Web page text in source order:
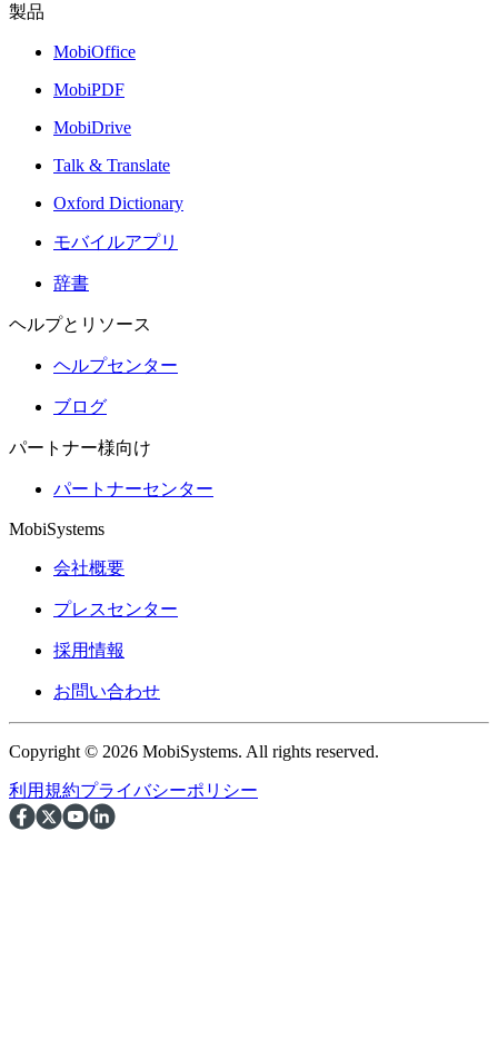
製品
MobiOffice
MobiPDF
MobiDrive
Talk & Translate
Oxford Dictionary
モバイルアプリ
辞書
ヘルプとリソース
ヘルプセンター
ブログ
パートナー様向け
パートナーセンター
MobiSystems
会社概要
プレスセンター
採用情報
お問い合わせ
Copyright © 2026 MobiSystems. All rights reserved.
利用規約プライバシーポリシー